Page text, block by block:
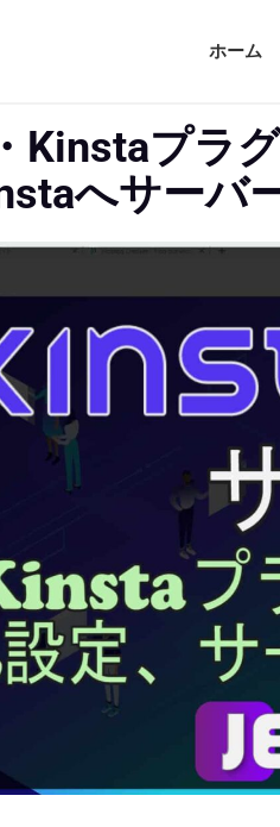
ホーム
Kinstaプラ
へサーバ